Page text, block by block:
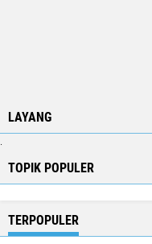
LAYANG
.
TOPIK POPULER
TERPOPULER